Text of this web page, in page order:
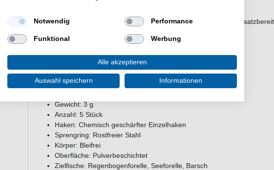
Fünf Blinker
in den beliebtesten Forellen-Farben - sofort einsatzbereit
Chemisch geschärfter Einzelhakenfür sicheren Anhieb
Starke Lichtreflexiondurch pulverbeschichtete Oberfläche
Bleifreier Körperfür zuverlässige Balance im Wasser
Technische Daten
Gewicht: 3 g
Anzahl: 5 Stück
Haken: Chemisch geschärfter Einzelhaken
Sprengring: Rostfreier Stahl
Körper: Bleifrei
Oberfläche: Pulverbeschichtet
Zielfische: Regenbogenforelle, Seeforelle, Barsch
Notwendig Performance
Funktional Werbung
Alle akzeptieren
Auswahl speichern Informationen